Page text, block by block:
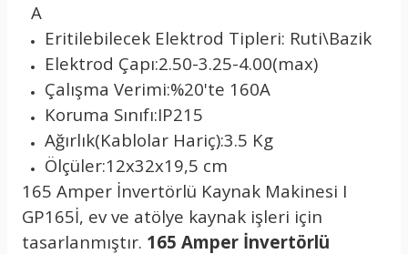
A
Eritilebilecek Elektrod Tipleri: Ruti\Bazik
Elektrod Çapı:2.50-3.25-4.00(max)
Çalışma Verimi:%20'te 160A
Koruma Sınıfı:IP215
Ağırlık(Kablolar Hariç):3.5 Kg
Ölçüler:12x32x19,5 cm
165 Amper İnvertörlü Kaynak Makinesi I
GP165İ, ev ve atölye kaynak işleri için
tasarlanmıştır. 165 Amper İnvertörlü